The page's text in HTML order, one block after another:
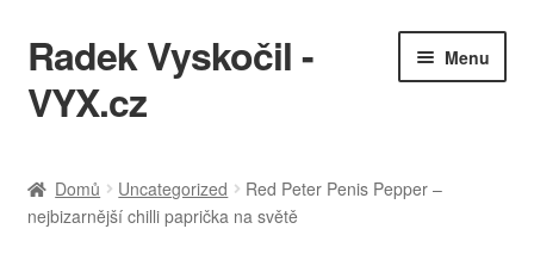
Přeskočit
na
navigaci
Přejít
k
obsahu
Radek Vyskočil -
VYX.cz
Menu
Ukázky práce
Domů Uncategorized
Red Peter Penis Pepper –
nejbizarnější chilli paprička na světě